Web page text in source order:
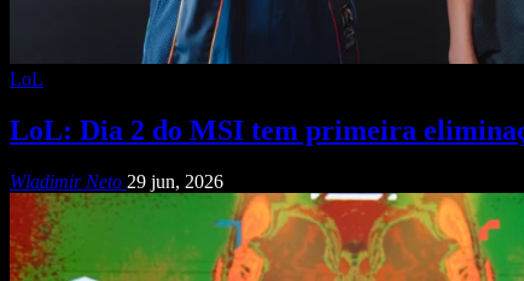
LoL
LoL: Dia 2 do MSI tem primeira
Wladimir Neto 29 jun, 2026